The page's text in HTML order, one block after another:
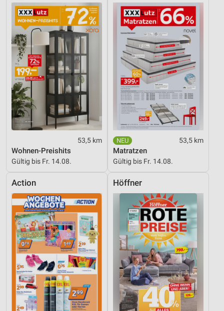
53,5 km
Wohnen-Preishits
Gültig bis Fr. 14.08.
53,5 km
Matratzen
Gültig bis Fr. 14.08.
Action Höffner